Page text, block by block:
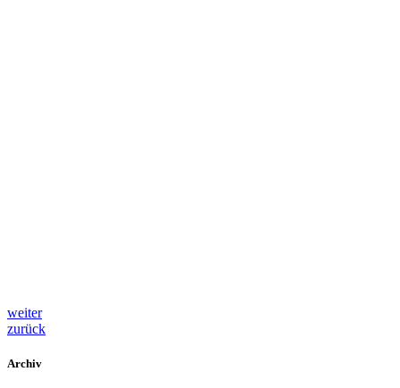
weiter
zurück
Archiv